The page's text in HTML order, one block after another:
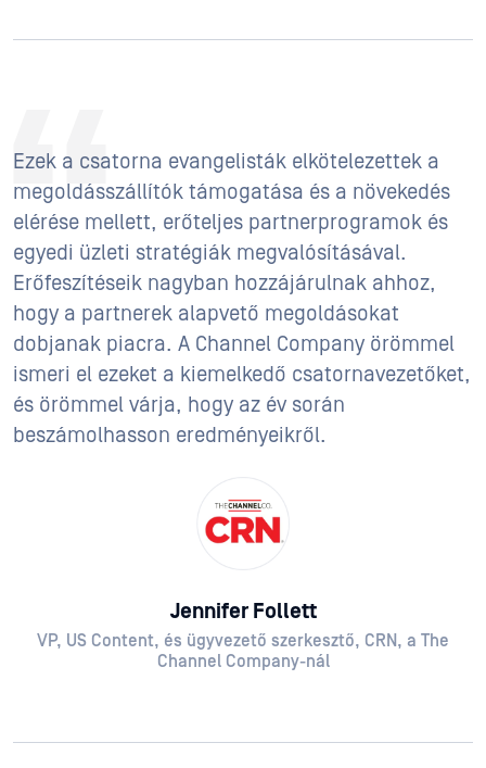
Ezek a csatorna evangelisták elkötelezettek a
megoldásszállítók támogatása és a növekedés
elérése mellett, erőteljes partnerprogramok és
egyedi üzleti stratégiák megvalósításával.
Erőfeszítéseik nagyban hozzájárulnak ahhoz,
hogy a partnerek alapvető megoldásokat
dobjanak piacra. A Channel Company örömmel
ismeri el ezeket a kiemelkedő csatornavezetőket,
és örömmel várja, hogy az év során
beszámolhasson eredményeikről.
Jennifer Follett
VP, US Content, és ügyvezető szerkesztő, CRN, a The
Channel Company-nál